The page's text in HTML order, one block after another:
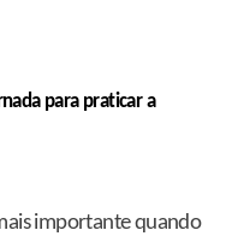
para praticar a
importante quando